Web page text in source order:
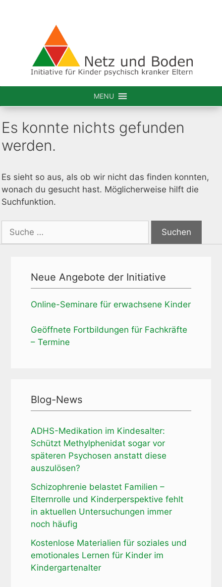
MENU
Es konnte nichts gefunden
werden.
Es sieht so aus, als ob wir nicht das finden konnten,
wonach du gesucht hast. Möglicherweise hilft die
Suchfunktion.
Suche
nach:
Neue Angebote der Initiative
Online-Seminare für erwachsene Kinder
Geöffnete Fortbildungen für Fachkräfte
– Termine
Blog-News
ADHS-Medikation im Kindesalter:
Schützt Methylphenidat sogar vor
späteren Psychosen anstatt diese
auszulösen?
Schizophrenie belastet Familien –
Elternrolle und Kinderperspektive fehlt
in aktuellen Untersuchungen immer
noch häufig
Kostenlose Materialien für soziales und
emotionales Lernen für Kinder im
Kindergartenalter